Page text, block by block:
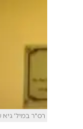
רס"ר במיל' גיא